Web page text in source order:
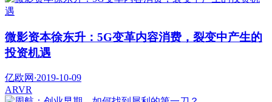
微影资本徐东升：5G变革内容消费，裂变中产生的
投资机遇
亿欧网 ·2019-10-09
ARVR